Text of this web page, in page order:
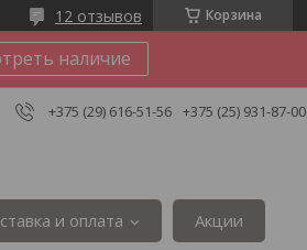
Корзина
12 отзывов
наличие
+375 (29) 616-51-56 +375 (25) 931-87-00
и оплата Акции